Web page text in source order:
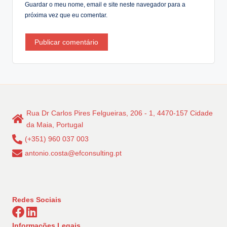
Guardar o meu nome, email e site neste navegador para a
próxima vez que eu comentar.
Rua Dr Carlos Pires Felgueiras, 206 - 1, 4470-157 Cidade
da Maia, Portugal
(+351) 960 037 003
antonio.costa@efconsulting.pt
Redes Sociais